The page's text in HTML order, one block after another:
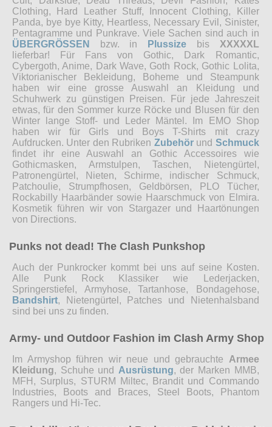
Clothing, Hard Leather Stuff, Innocent Clothing, Killer
Panda, bye bye Kitty, Heartless, Necessary Evil, Sinister,
Pentagramme und Punkrave. Viele Sachen sind auch in
ÜBERGRÖSSEN
bzw. in Plussize bis XXXXXL
lieferbar! Für Fans von Gothic, Dark Romantic,
Cybergoth, Anime, Dark Wave, Goth Rock, Gothic Lolita,
Viktorianischer Bekleidung, Boheme und Steampunk
haben wir eine grosse Auswahl an Kleidung und
Schuhwerk zu günstigen Preisen. Für jede Jahreszeit
etwas, für den Sommer kurze Röcke und Blusen für den
Winter lange Stoff- und Leder Mäntel. Im EMO Shop
haben wir für Girls und Boys T-Shirts mit crazy
Aufdrucken. Unter den Rubriken Zubehörund Schmuck
findet ihr eine Auswahl an Gothic Accessoires wie
Gothicmasken, Armstulpen, Taschen, Nietengürtel,
Patronengürtel, Nieten, Schirme, indischer Schmuck,
Patchoulie, Strumpfhosen, Geldbörsen, PLO Tücher,
Rockabilly Haarbänder sowie Haarschmuck von Elmira.
Kosmetik führen wir von Stargazer und Haartönungen
von Directions.
Punks not dead! The Clash Punkshop
Auch der Punkrocker kommt bei uns auf seine Kosten.
Alle Punk Rock Klassiker wie Lederjacken,
Springerstiefel, Armyhose, Tartanhose, Bondagehose,
Bandshirt, Nietengürtel, Patches und Nietenhalsband
sind bei uns zu finden.
Army- und Outdoor Fashion im Clash Army Shop
Im Armyshop führen wir neue und gebrauchte Armee
Kleidung, Schuhe und Ausrüstung, der Marken MMB,
MFH, Surplus, STURM Miltec, Brandit und Commando
Industries, Boots and Braces, Steel Boots, Phantom
Rangers und Hi-Tec.